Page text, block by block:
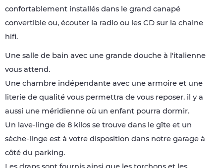
confortablement installés dans le grand canapé
convertible ou, écouter la radio ou les CD sur la chaine
hifi.
Une salle de bain avec une grande douche à l'italienne
vous attend.
Une chambre indépendante avec une armoire et une
literie de qualité vous permettra de vous reposer. il y a
aussi une méridienne où un enfant pourra dormir.
Un lave-linge de 8 kilos se trouve dans le gîte et un
sèche-linge est à votre disposition dans notre garage à
côté du parking.